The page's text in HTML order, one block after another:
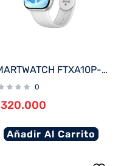
SMARTWATCH FTXA10P-SVW 48MM PLATA/GRIS ANDROID/IOS/BT/FREC. CARD
0
320.000
Añadir Al Carrito